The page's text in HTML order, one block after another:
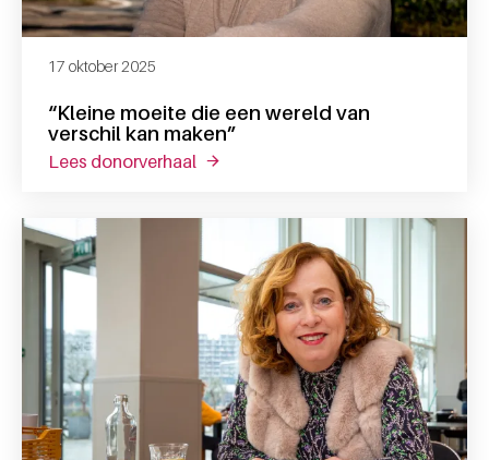
“Kleine moeite die een wereld van
verschil kan maken”
17 oktober 2025
lees donorverhaal over “kleine moeite die een wereld